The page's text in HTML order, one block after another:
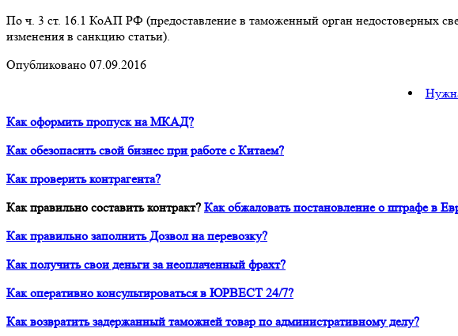
По ч. 3 ст. 16.1 КоАП РФ (предоставление в таможенный орган недостоверных
изменения в санкцию статьи).
Опубликовано 07.09.2016
Как оформить пропуск на МКАД?
Как обезопасить свой бизнес при работе с Китаем?
Как проверить контрагента?
Как правильно составить контракт? Как обжаловать постановление о штрафе в
Как правильно заполнить Дозвол на перевозку?
Как получить свои деньги за неоплаченный фрахт?
Как оперативно консультироваться в ЮРВЕСТ 24/7?
Как возвратить задержанный таможней товар по административному делу?